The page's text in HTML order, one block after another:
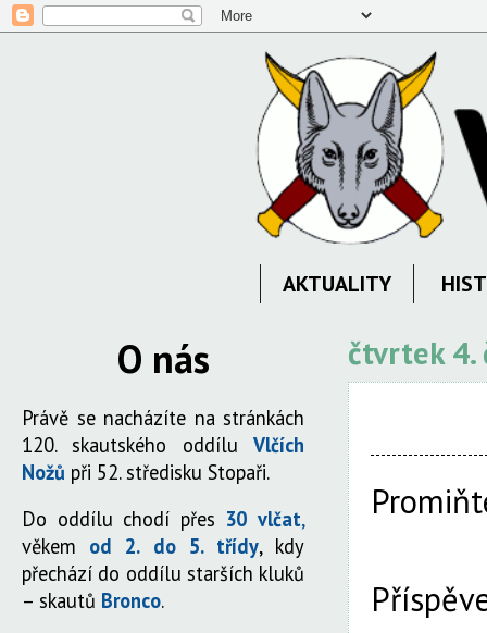
AKTUALITY
čtvrtek 4.
O nás
Právě se nacházíte na stránkách
120. skautského oddílu Vlčích
Nožů při 52. středisku Stopaři.
Do oddílu chodí přes 30 vlčat,
věkem od 2. do 5. třídy, kdy
přechází do oddílu starších kluků
– skautů Bronco.